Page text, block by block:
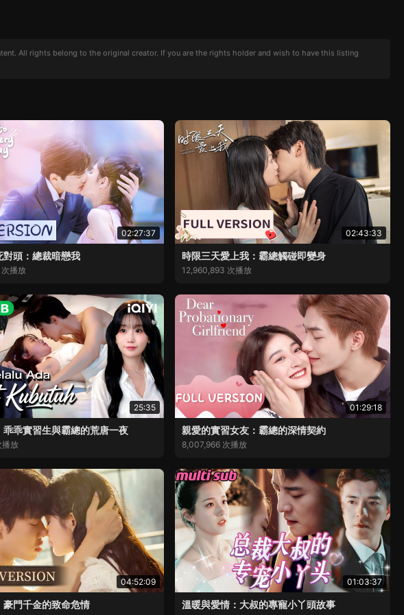
All rights belong to the original creator. If you are the rights holder and wish to have this listing
02:27:37
對頭：總裁暗戀我
播放
02:43:33
時限三天愛上我：霸總觸碰即變身
12,960,893 次播放
25:35
乖乖實習生與霸總的荒唐一夜
播放
01:29:18
親愛的實習女友：霸總的深情契約
8,007,966 次播放
04:52:09
豪門千金的致命危情
01:03:37
溫暖與愛情：大叔的專寵小丫頭故事